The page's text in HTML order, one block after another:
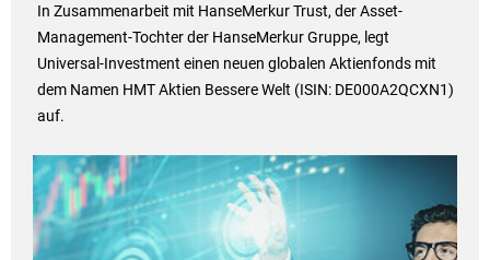
In Zusammenarbeit mit HanseMerkur Trust, der Asset-
Management-Tochter der HanseMerkur Gruppe, legt
Universal-Investment einen neuen globalen Aktienfonds mit
dem Namen HMT Aktien Bessere Welt (ISIN: DE000A2QCXN1)
auf.